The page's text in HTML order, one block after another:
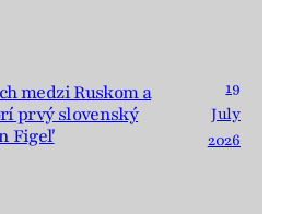
medzi Ruskom a
prvý slovenský
Figeľ
19
July
2026